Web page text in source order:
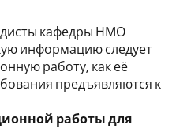
кафедры НМО
информацию следует
работу, как её
предъявляются к
работы для